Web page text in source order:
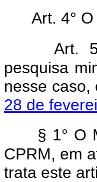
Art. 4°
Art.
pesquisa
nesse caso,
28 de
§ 1° O
CPRM, em
trata este